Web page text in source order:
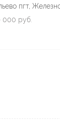
пгт,
000 руб.